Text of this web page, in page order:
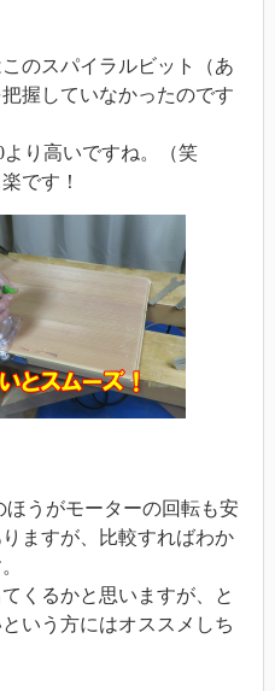
のスパイラルビット（あ
握していなかったのです
り高いですね。（笑
です！
ほうがモーターの回転も安
ますが、比較すればわか
くるかと思いますが、と
いう方にはオススメしち